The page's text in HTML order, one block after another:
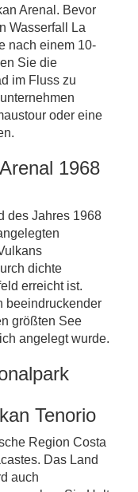
Arenal. Bevor
Wasserfall La
nach einem 10-
Sie die
im Fluss zu
oder eine
1968
des Jahres 1968
dichte
erreicht ist.
beeindruckender
größten See
angelegt wurde.
Tenorio
Region Costa
Das Land
auch